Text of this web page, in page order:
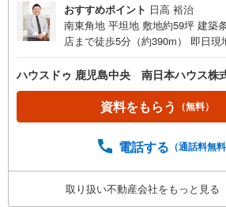
おすすめポイント 日高 裕治
南東角地 平坦地 敷地約59坪 建築
店まで徒歩5分（約390m） 即日
分（約130m）・城西公民館・体育
m）・草牟田幼稚園まで徒歩4分（
草牟田支店まで徒歩5分（約370m
で徒歩5分（約390m）・ローソン
敷中学校まで徒歩16分（約1230m
て数種類ございます！【住家～す
【よかいえ】【CUBEY】などそれ
ハウスドゥ 鹿児島中央 南日本ハウス株
資料をもらう （無料）
電話する （通話料無料
取り扱い不動産会社をもっと見る